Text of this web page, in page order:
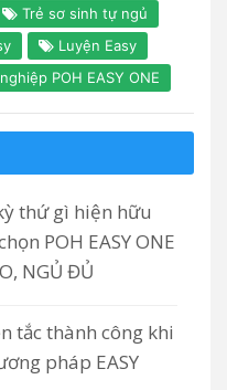
Trẻ sơ sinh tự ngủ
Luyện Easy
POH EASY ONE
thứ gì hiện hữu
POH EASY ONE
NGỦ ĐỦ
tắc thành công khi
pháp EASY